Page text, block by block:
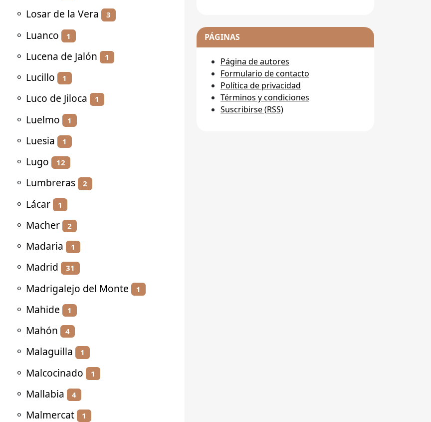
⚬ Losar de la Vera 3
⚬ Luanco 1
⚬ Lucena de Jalón 1
⚬ Lucillo 1
⚬ Luco de Jiloca 1
⚬ Luelmo 1
⚬ Luesia 1
⚬ Lugo 12
⚬ Lumbreras 2
⚬ Lácar 1
⚬ Macher 2
⚬ Madaria 1
⚬ Madrid 31
⚬ Madrigalejo del Monte 1
⚬ Mahide 1
⚬ Mahón 4
⚬ Malaguilla 1
⚬ Malcocinado 1
⚬ Mallabia 4
⚬ Malmercat 1
PÁGINAS
Página de autores
Formulario de contacto
Política de privacidad
Términos y condiciones
Suscribirse (RSS)